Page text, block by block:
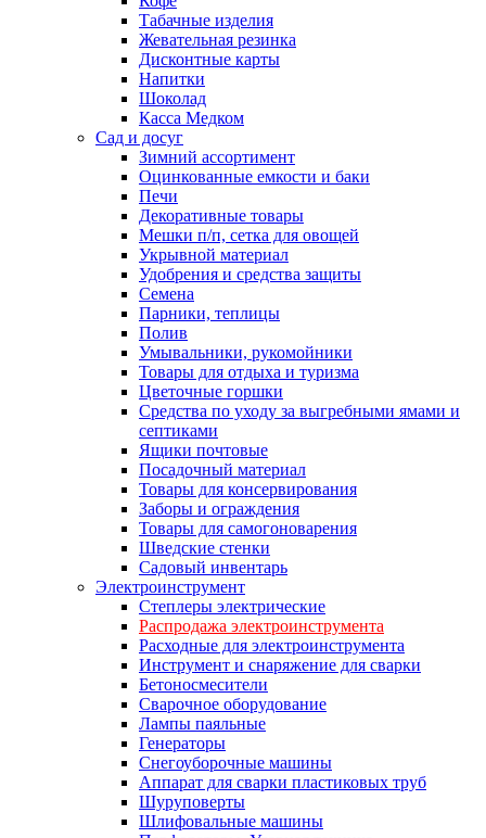
Табачные изделия
Жевательная резинка
Дисконтные карты
Напитки
Шоколад
Касса Медком
Сад и досуг
Зимний ассортимент
Оцинкованные емкости и баки
Печи
Декоративные товары
Мешки п/п, сетка для овощей
Укрывной материал
Удобрения и средства защиты
Семена
Парники, теплицы
Полив
Умывальники, рукомойники
Товары для отдыха и туризма
Цветочные горшки
Средства по уходу за выгребными ямами и
септиками
Ящики почтовые
Посадочный материал
Товары для консервирования
Заборы и ограждения
Товары для самогоноварения
Шведские стенки
Садовый инвентарь
Электроинструмент
Степлеры электрические
Распродажа электроинструмента
Расходные для электроинструмента
Инструмент и снаряжение для сварки
Бетоносмесители
Сварочное оборудование
Лампы паяльные
Генераторы
Снегоуборочные машины
Аппарат для сварки пластиковых труб
Шуруповерты
Шлифовальные машины